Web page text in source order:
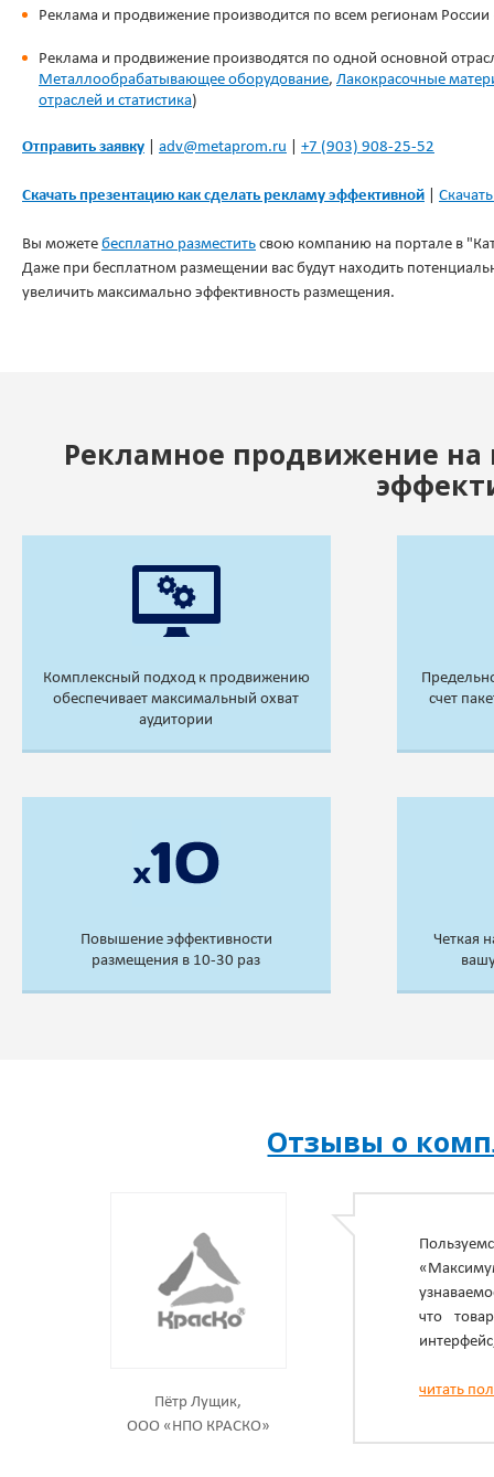
Реклама и продвижение производится по всем регионам России
Реклама и продвижение производятся по одной основной
Металлообрабатывающее оборудование, Лакокрасочные
отраслей и статистика)
Отправить заявку adv@metaprom.ru +7 (903) 908-25-52
Скачать презентацию как сделать рекламу эффективной
Вы можете бесплатно разместить свою компанию на портале в
Даже при бесплатном размещении вас будут находить
увеличить максимально эффективность размещения.
Рекламное продвижение на
Комплексный подход к продвижению
обеспечивает максимальный охват
аудитории
счет
Повышение эффективности
размещения в 10-30 раз
Четкая
Отзывы о
Пётр Лущик,
ООО «НПО КРАСКО»
что
читать